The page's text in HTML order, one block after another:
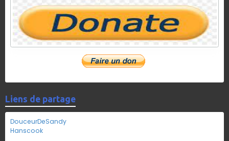
Liens de partage
DouceurDeSandy
Hanscook